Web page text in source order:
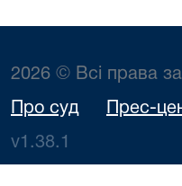
2026 © Всі права
Про суд Прес-
v1.38.1